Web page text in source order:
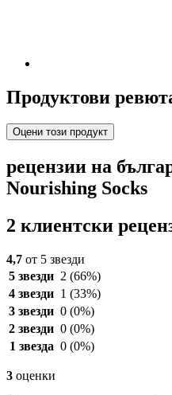
Продуктови
Оцени този продукт
рецензии на
Nourishing Socks
2 клиентски
4,7 от 5 звезди
5 звезди 2 (66%)
4 звезди 1 (33%)
3 звезди 0 (0%)
2 звезди 0 (0%)
1 звезда 0 (0%)
3 оценки